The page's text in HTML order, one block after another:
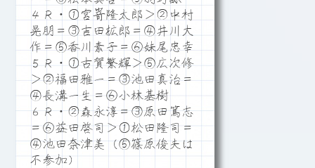
４Ｒ・①宮嵜隆太郎＞②中村
晃朋＝③吉田拡郎＝④井川大
作＝⑤香川素子＝⑥妹尾忠幸
５Ｒ・①古賀繁輝＞⑤広次修
＞②福田雅一＝③池田真治＝
④長溝一生＝⑥小林基樹
６Ｒ・②森永淳＝③原田篤志
＝⑥益田啓司＞①松田隆司＝
④池田奈津美（⑤篠原俊夫は
不参加）